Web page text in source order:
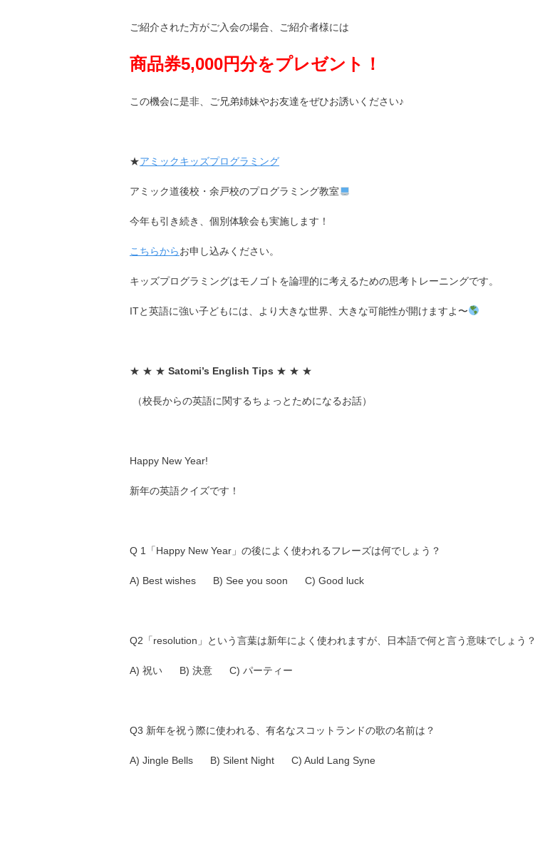
ご紹介された方がご入会の場合、ご紹介者様には
商品券5,000円分をプレゼント！
この機会に是非、ご兄弟姉妹やお友達をぜひお誘いください♪
★アミックキッズプログラミング
アミック道後校・余戸校のプログラミング教室
今年も引き続き、個別体験会も実施します！
こちらからお申し込みください。
キッズプログラミングはモノゴトを論理的に考えるための思考トレーニングです。
ITと英語に強い子どもには、より大きな世界、大きな可能性が開けますよ〜
★ ★ ★ Satomi’s English Tips ★ ★ ★
（校長からの英語に関するちょっとためになるお話）
Happy New Year!
新年の英語クイズです！
Q 1「Happy New Year」の後によく使われるフレーズは何でしょう？
A) Best wishes B) See you soon C) Good luck
Q2「resolution」という言葉は新年によく使われますが、日本語で何と言う意味でしょう？
A) 祝い B) 決意 C) パーティー
Q3 新年を祝う際に使われる、有名なスコットランドの歌の名前は？
A) Jingle Bells B) Silent Night C) Auld Lang Syne